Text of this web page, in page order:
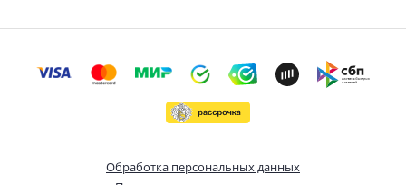
Обработка персональных данных